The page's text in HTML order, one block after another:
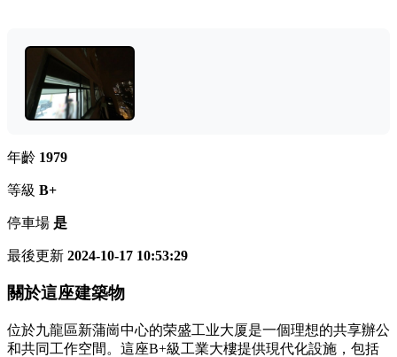
年齡 1979
等級 B+
停車場 是
最後更新 2024-10-17 10:53:29
關於這座建築物
位於九龍區新蒲崗中心的荣盛工业大厦是一個理想的共享辦公
和共同工作空間。這座B+級工業大樓提供現代化設施，包括